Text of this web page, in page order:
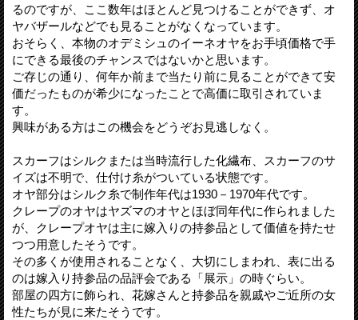
るのですが、ここ数年はほとんど見つけることができず、オ
ヤバザールなどでも見ることがなくなっています。
おそらく、本物のオデミシュのイーネオヤをお手頃価格で手
にできる最後のチャンスではないかと思います。
ご存じの通り、何年か前まで当たり前に見ることができて安
価だったものが希少になったことで高価に取引されていま
す。
興味がある方はこの機会をどうぞお見逃しなく。
スカーフはシルクまたは当時流行した化繊布、スカーフのサ
イズは不明で、仕付け糸がついている状態です。
オヤ部分はシルク糸で制作年代は1930－1970年代です。
クレープのオヤはヤズマのオヤとほぼ同年代に作られました
が、クレープオヤは主に嫁入りの持参品として価値を持たせ
つつ用意したそうです。
その多くが使用されることなく、大切にしまわれ、表に出る
のは嫁入り持参品の品評会である「展示」の時ぐらい。
部屋の四方に飾られ、花嫁さんと持参品を親戚やご近所の女
性たちが見に来たそうです。